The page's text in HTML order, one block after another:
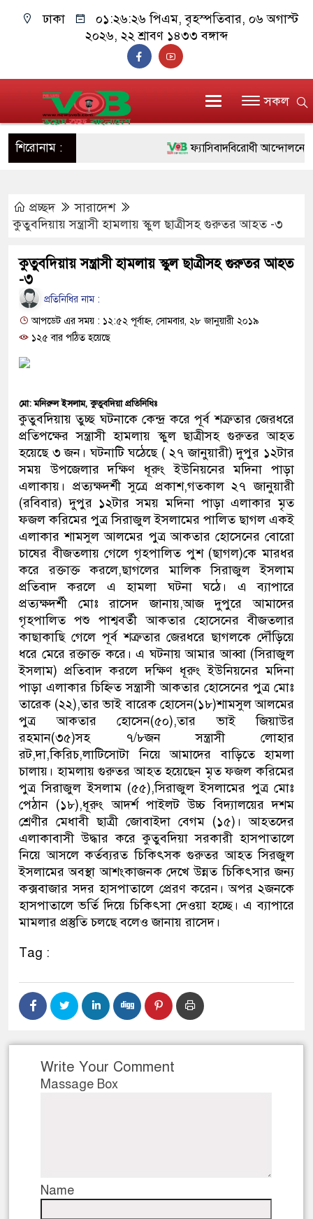
ঢাকা ০১:২৬:২৭ পিএম, বৃহস্পতিবার, ০৬ অগাস্ট
২০২৬, ২২ শ্রাবণ ১৪৩৩ বঙ্গাব্দ
সকল
শিরোনাম : ফ্যাসিবাদবিরোধী আন্দোলনে
সিল-স্বাক্ষর জালিয়াতি চক্রের পাঁচ
উদ্ধার
প্রধানমন্ত্রী
২৮ লাখ টাকার জাল নোটসহ
থানা পুলিশ
যেকোনো সময় বেনজীরের
নেতৃত্ব ও গণতন্ত্রের মূর্তমান প্রতীক
যে ভাবে ডেভিড ইমনের কাছে
‘আজহার খান’
অবৈধ বিদেশি পিস্তল, ম্যাগাজিন
জড়িত কিশোর গ্যাংয়ের চার শিশু আটক
ডাকাতির প্রস্তুতিকালে দুইজনকে
থানা পুলিশ
প্রচ্ছদ
সারাদেশ
কুতুবদিয়ায় সন্ত্রাসী হামলায় স্কুল ছাত্রীসহ গুরুতর আহত -৩
কুতুবদিয়ায় সন্ত্রাসী হামলায় স্কুল ছাত্রীসহ গুরুতর আহত
-৩
প্রতিনিধির নাম :
আপডেট এর সময় : ১২:৫২ পূর্বাহ্ন, সোমবার, ২৮ জানুয়ারী ২০১৯
১২৫ বার পঠিত হয়েছে
মো: মনিরুল ইসলাম, কুতুবদিয়া প্রতিনিধিঃ
কুতুবদিয়ায় তুচ্ছ ঘটনাকে কেন্দ্র করে পূর্ব শত্রুতার জেরধরে
প্রতিপক্ষের সন্ত্রাসী হামলায় স্কুল ছাত্রীসহ গুরুতর আহত
হয়েছে ৩ জন। ঘটনাটি ঘঠেছে ( ২৭ জানুয়ারী) দুপুর ১২টার
সময় উপজেলার দক্ষিণ ধূরুং ইউনিয়নের মদিনা পাড়া
এলাকায়। প্রত্যক্ষদর্শী সুত্রে প্রকাশ,গতকাল ২৭ জানুয়ারী
(রবিবার) দুপুর ১২টার সময় মদিনা পাড়া এলাকার মৃত
ফজল করিমের পুত্র সিরাজুল ইসলামের পালিত ছাগল একই
এলাকার শামসুল আলমের পুত্র আকতার হোসেনের বোরো
চাষের বীজতলায় গেলে গৃহপালিত পুশ (ছাগল)কে মারধর
করে রক্তাক্ত করলে,ছাগলের মালিক সিরাজুল ইসলাম
প্রতিবাদ করলে এ হামলা ঘটনা ঘঠে। এ ব্যাপারে
প্রত্যক্ষদর্শী মোঃ রাসেদ জানায়,আজ দুপুরে আমাদের
গৃহপালিত পশু পাশ্ববর্তী আকতার হোসেনের বীজতলার
কাছাকাছি গেলে পূর্ব শত্রুতার জেরধরে ছাগলকে দৌঁড়িয়ে
ধরে মেরে রক্তাক্ত করে। এ ঘটনায় আমার আব্বা (সিরাজুল
ইসলাম) প্রতিবাদ করলে দক্ষিণ ধূরুং ইউনিয়নের মদিনা
পাড়া এলাকার চিহ্নিত সন্ত্রাসী আকতার হোসেনের পুত্র মোঃ
তারেক (২২),তার ভাই বারেক হোসেন(১৮)শামসুল আলমের
পুত্র আকতার হোসেন(৫০),তার ভাই জিয়াউর
রহমান(৩৫)সহ ৭/৮জন সন্ত্রাসী লোহার
রট,দা,কিরিচ,লাটিসোটা নিয়ে আমাদের বাড়িতে হামলা
চালায়। হামলায় গুরুতর আহত হয়েছেন মৃত ফজল করিমের
পুত্র সিরাজুল ইসলাম (৫৫),সিরাজুল ইসলামের পুত্র মোঃ
পেঠান (১৮),ধূরুং আদর্শ পাইলট উচ্চ বিদ্যালয়ের দশম
শ্রেণীর মেধাবী ছাত্রী জোবাইদা বেগম (১৫)। আহতদের
এলাকাবাসী উদ্ধার করে কুতুবদিয়া সরকারী হাসপাতালে
নিয়ে আসলে কর্তব্যরত চিকিৎসক গুরুতর আহত সিরজুল
ইসলামের অবস্থা আশংকাজনক দেখে উন্নত চিকিৎসার জন্য
কক্সবাজার সদর হাসপাতালে প্রেরণ করেন। অপর ২জনকে
হাসপাতালে ভর্তি দিয়ে চিকিৎসা দেওয়া হচ্ছে। এ ব্যাপারে
মামলার প্রস্তুতি চলছে বলেও জানায় রাসেদ।
Tag :
Write Your Comment
Massage Box
Name